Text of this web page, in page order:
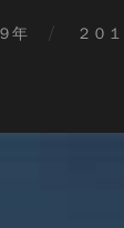
年 ２０